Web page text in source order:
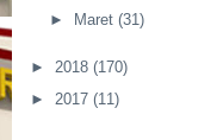
►
Maret (31)
► 2018 (170)
► 2017 (11)